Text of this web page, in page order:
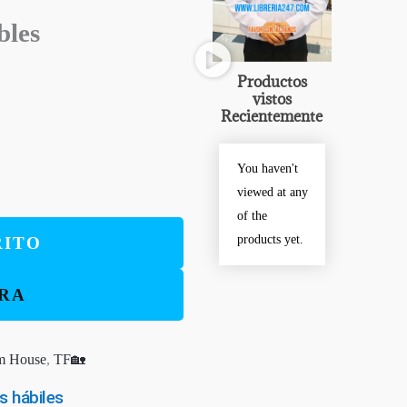
House,TF🏡
hábiles
Productos
vistos
Recientemente
You haven't
viewed at any
of the
products yet.